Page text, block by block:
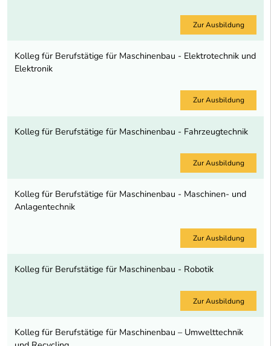
Zur Ausbildung
Kolleg für Berufstätige für Maschinenbau - Elektrotechnik und
Elektronik
Zur Ausbildung
Kolleg für Berufstätige für Maschinenbau - Fahrzeugtechnik
Zur Ausbildung
Kolleg für Berufstätige für Maschinenbau - Maschinen- und
Anlagentechnik
Zur Ausbildung
Kolleg für Berufstätige für Maschinenbau - Robotik
Zur Ausbildung
Kolleg für Berufstätige für Maschinenbau – Umwelttechnik